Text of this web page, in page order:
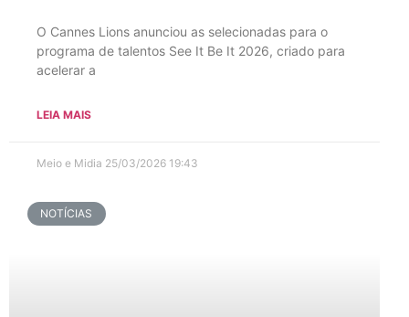
O Cannes Lions anunciou as selecionadas para o
programa de talentos See It Be It 2026, criado para
acelerar a
LEIA MAIS
Meio e Midia 25/03/2026 19:43
NOTÍCIAS